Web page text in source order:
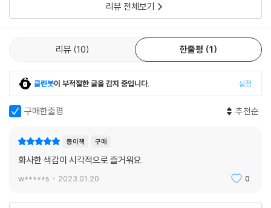
면 이것이 조지아 오키프의 그림이 오늘날까지도 큰 사랑을 받는 이유일
것입니다.
리뷰 전체보기
리뷰 10 한줄평 1
클린봇이 부적절한 글을 감지 중입니다. 설정
구매한줄평 추천순
종이책 구매
화사한 색감이 시각적으로 즐거워요.
w*****s 2023.01.20. 0